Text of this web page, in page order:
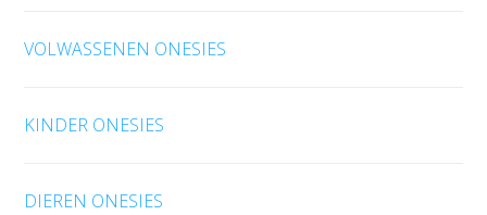
VOLWASSENEN ONESIES
KINDER ONESIES
DIEREN ONESIES